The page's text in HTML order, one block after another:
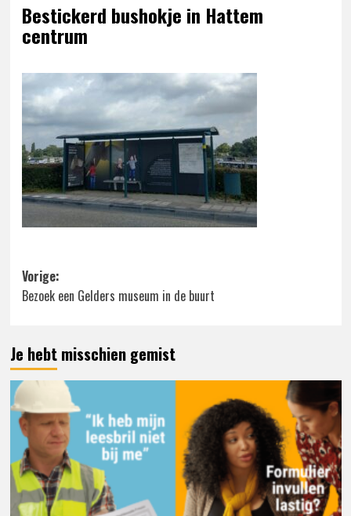
Bestickerd bushokje in Hattem
centrum
Bericht
navigatie
Vorige:
Bezoek een Gelders museum in de buurt
Je hebt misschien gemist